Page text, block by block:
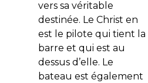
vers sa véritable
destinée. Le Christ en
est le pilote qui tient la
barre et qui est au
dessus d’elle. Le
bateau est également